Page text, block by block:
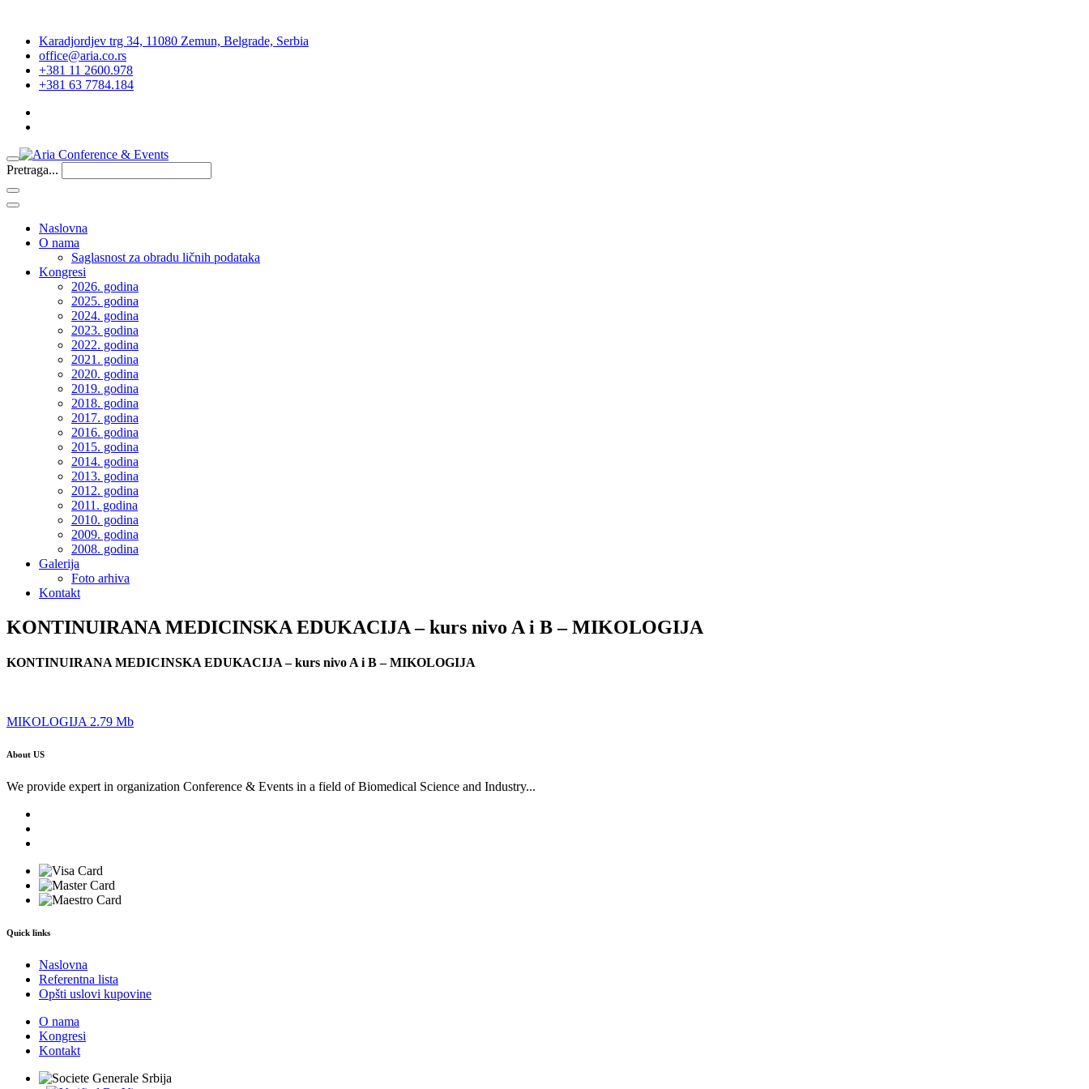
Karadjordjev trg 34, 11080 Zemun, Belgrade, Serbia
office@aria.co.rs
+381 11 2600.978
+381 63 7784.184
Pretraga...
Naslovna
O nama
Saglasnost za obradu ličnih podataka
Kongresi
2026. godina
2025. godina
2024. godina
2023. godina
2022. godina
2021. godina
2020. godina
2019. godina
2018. godina
2017. godina
2016. godina
2015. godina
2014. godina
2013. godina
2012. godina
2011. godina
2010. godina
2009. godina
2008. godina
Galerija
Foto arhiva
Kontakt
KONTINUIRANA MEDICINSKA EDUKACIJA – kurs nivo A i B – MIKOLOGIJA
KONTINUIRANA MEDICINSKA EDUKACIJA – kurs nivo A i B – MIKOLOGIJA
MIKOLOGIJA 2.79 Mb
About US
We provide expert in organization Conference & Events in a field of Biomedical Science and Industry...
Quick links
Naslovna
Referentna lista
Opšti uslovi kupovine
O nama
Kongresi
Kontakt